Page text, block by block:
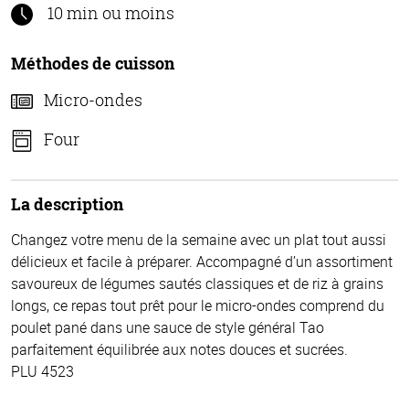
10 min ou moins
Méthodes de cuisson
Micro-ondes
Four
La description
Changez votre menu de la semaine avec un plat tout aussi
délicieux et facile à préparer. Accompagné d’un assortiment
savoureux de légumes sautés classiques et de riz à grains
longs, ce repas tout prêt pour le micro-ondes comprend du
poulet pané dans une sauce de style général Tao
parfaitement équilibrée aux notes douces et sucrées.
PLU 4523